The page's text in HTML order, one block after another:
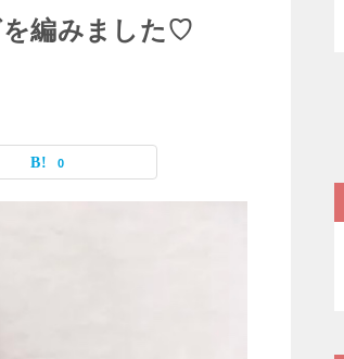
を編みました♡
0